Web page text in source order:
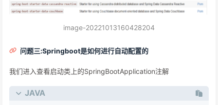
image-20221013160428204
问题三:Springboot是如何进行自动配置的
我们进入查看启动类上的SpringBootApplication注解
JAVA